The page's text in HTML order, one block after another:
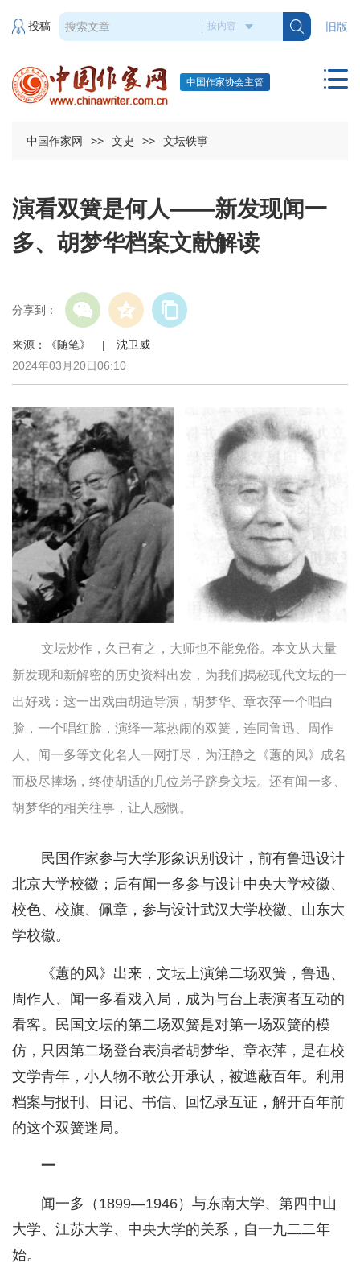
旧版
投稿
中国作家协会主管
中国作家网 >> 文史 >> 文坛轶事
演看双簧是何人——新发现闻一
多、胡梦华档案文献解读
分享到：
来源：《随笔》 | 沈卫威
2024年03月20日06:10
文坛炒作，久已有之，大师也不能免俗。本文从大量
新发现和新解密的历史资料出发，为我们揭秘现代文坛的一
出好戏：这一出戏由胡适导演，胡梦华、章衣萍一个唱白
脸，一个唱红脸，演绎一幕热闹的双簧，连同鲁迅、周作
人、闻一多等文化名人一网打尽，为汪静之《蕙的风》成名
而极尽捧场，终使胡适的几位弟子跻身文坛。还有闻一多、
胡梦华的相关往事，让人感慨。
民国作家参与大学形象识别设计，前有鲁迅设计
北京大学校徽；后有闻一多参与设计中央大学校徽、
校色、校旗、佩章，参与设计武汉大学校徽、山东大
学校徽。
《蕙的风》出来，文坛上演第二场双簧，鲁迅、
周作人、闻一多看戏入局，成为与台上表演者互动的
看客。民国文坛的第二场双簧是对第一场双簧的模
仿，只因第二场登台表演者胡梦华、章衣萍，是在校
文学青年，小人物不敢公开承认，被遮蔽百年。利用
档案与报刊、日记、书信、回忆录互证，解开百年前
的这个双簧迷局。
一
闻一多（1899—1946）与东南大学、第四中山
大学、江苏大学、中央大学的关系，自一九二二年
始。